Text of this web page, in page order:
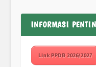
INFORMASI
Link PPDB 2026/2027